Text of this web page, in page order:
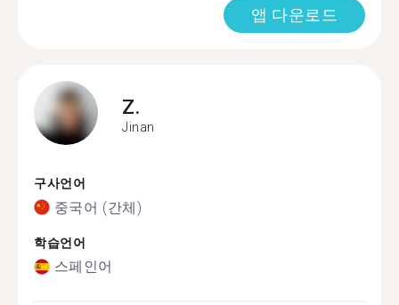
앱 다운로드
Z.
Jinan
구사언어
중국어 (간체)
학습언어
스페인어